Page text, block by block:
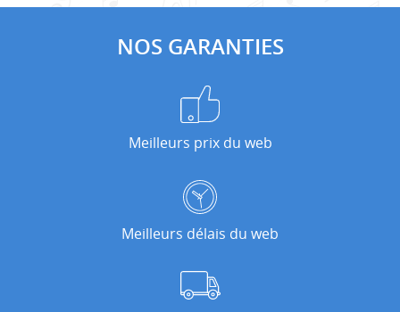
NOS GARANTIES
Meilleurs prix du web
Meilleurs délais du web